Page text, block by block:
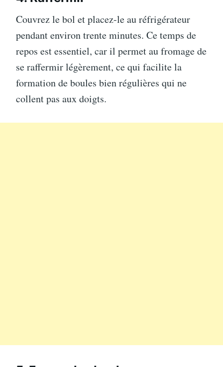
Couvrez le bol et placez-le au réfrigérateur
pendant environ trente minutes. Ce temps de
repos est essentiel, car il permet au fromage de
se raffermir légèrement, ce qui facilite la
formation de boules bien régulières qui ne
collent pas aux doigts.